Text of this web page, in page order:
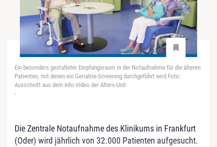
Ein besonders gestalteter Empfangsraum in der Notaufnahme für die älteren
Patienten, mit denen ein Geriatrie-Screening durchgeführt wird.Foto:
Ausschnitt aus dem Info-Video der Alters-Unit
-
Die Zentrale Notaufnahme des Klinikums in Frankfurt
(Oder) wird jährlich von 32.000 Patienten aufgesucht.